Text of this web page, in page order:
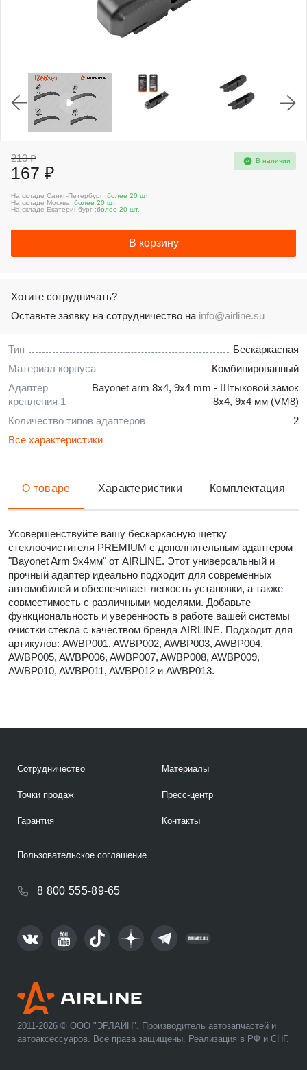
Тип
Бескаркасная
Материал корпуса
Комбинированный
Адаптер
крепления 1
Bayonet arm 8x4, 9x4 mm - Штыковой замок
8x4, 9x4 мм (VM8)
Количество типов адаптеров
2
Все характеристики
210 ₽
167 ₽
В наличии
На складе Санкт-Петербург :более 20 шт.
На складе Москва :более 20 шт.
На складе Екатеринбург :более 20 шт.
В корзину
Хотите сотрудничать?
Оставьте заявку на сотрудничество на info@airline.su
О товаре Характеристики Комплектация
Усовершенствуйте вашу бескаркасную щетку
стеклоочистителя PREMIUM с дополнительным адаптером
"Bayonet Arm 9x4мм" от AIRLINE. Этот универсальный и
прочный адаптер идеально подходит для современных
автомобилей и обеспечивает легкость установки, а также
совместимость с различными моделями. Добавьте
функциональность и уверенность в работе вашей системы
очистки стекла с качеством бренда AIRLINE. Подходит для
артикулов: AWBP001, AWBP002, AWBP003, AWBP004,
AWBP005, AWBP006, AWBP007, AWBP008, AWBP009,
AWBP010, AWBP011, AWBP012 и AWBP013.
2011-2026 © ООО "ЭРЛАЙН". Производитель автозапчастей и
автоаксессуаров. Все права защищены. Реализация в РФ и СНГ.
Сотрудничество
Точки продаж
Гарантия
Материалы
Пресс-центр
Контакты
8 800 555-89-65
Пользовательское соглашение